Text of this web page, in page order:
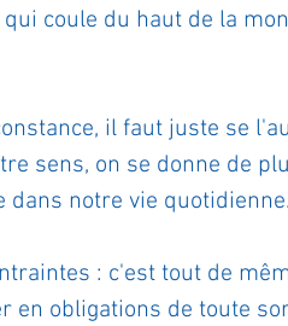
coule du haut de la
il faut juste se
sens, on se donne de
notre vie quotidienne.
: c'est tout de
en obligations de toute